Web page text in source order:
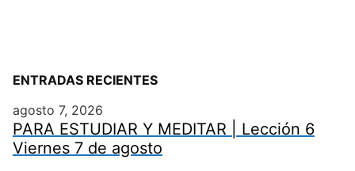
ENTRADAS RECIENTES
agosto 7, 2026
PARA ESTUDIAR Y MEDITAR | Lección 6
Viernes 7 de agosto